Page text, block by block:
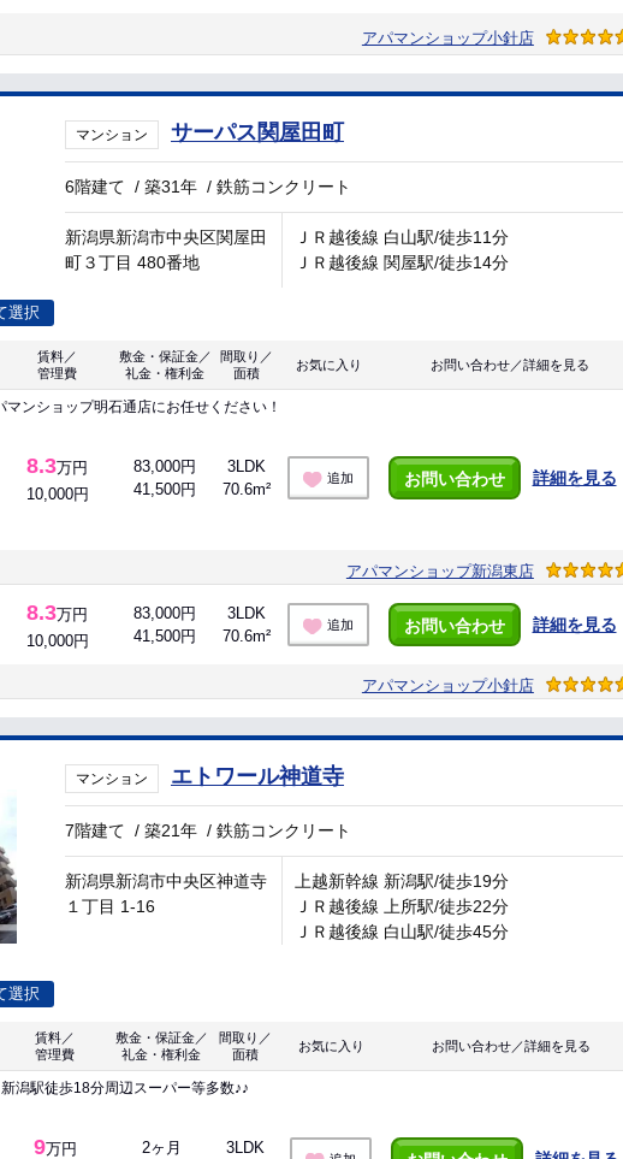
アパマンショップ小針店
マンション サーパス関屋田町
6階建て /築31年 /鉄筋コンクリート
新潟県新潟市中央区関屋田
町３丁目 480番地
ＪＲ越後線 白山駅/徒歩11分
ＪＲ越後線 関屋駅/徒歩14分
選択
賃料／
管理費
敷金・保証金／
礼金・権利金
間取り／
面積
お気に入り お問い合わせ／詳細を見る
ンショップ明石通店にお任せください！
8.3万円
10,000円
83,000円
41,500円
3LDK
70.6m²
追加 お問い合わせ 詳細を見る
アパマンショップ新潟東店
8.3万円
10,000円
83,000円
41,500円
3LDK
70.6m²
追加 お問い合わせ 詳細を見る
アパマンショップ小針店
マンション エトワール神道寺
7階建て /築21年 /鉄筋コンクリート
新潟県新潟市中央区神道寺
１丁目 1-16
上越新幹線 新潟駅/徒歩19分
ＪＲ越後線 上所駅/徒歩22分
ＪＲ越後線 白山駅/徒歩45分
選択
賃料／
管理費
敷金・保証金／
礼金・権利金
間取り／
面積
お気に入り お問い合わせ／詳細を見る
潟駅徒歩18分周辺スーパー等多数♪♪
9万円 2ヶ月 3LDK